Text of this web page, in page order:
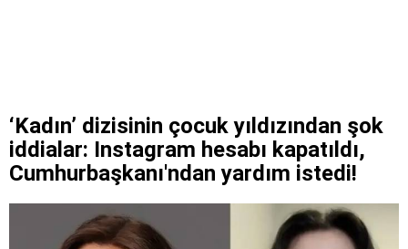
‘Kadın’ dizisinin çocuk yıldızından şok
iddialar: Instagram hesabı kapatıldı,
Cumhurbaşkanı'ndan yardım istedi!